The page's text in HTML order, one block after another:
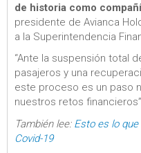
de historia como
presidente de Avianca
a la Superintendencia
“Ante la suspensión total
pasajeros y una
este proceso es un paso
nuestros retos
También lee: Esto es lo
Covid-19